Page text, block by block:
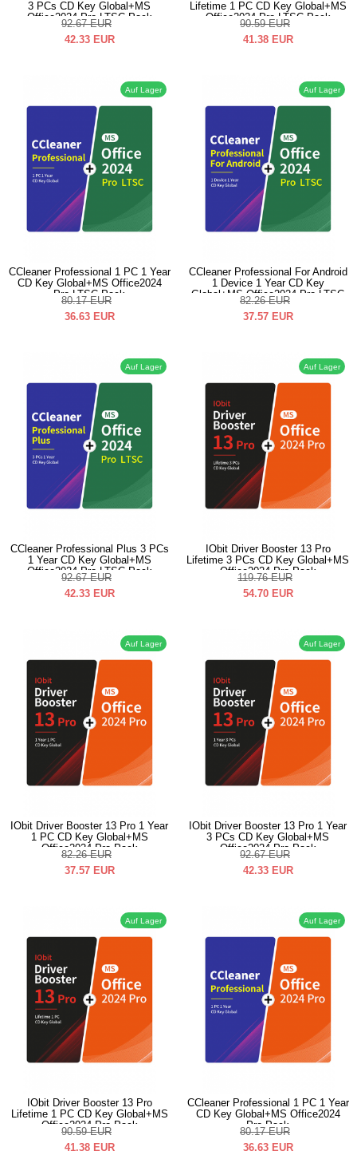
3 PCs CD Key Global+MS
Office2024 Pro LTSC Pack
92.67 EUR
42.33 EUR
Lifetime 1 PC CD Key Global+MS
Office2024 Pro LTSC Pack
90.59 EUR
41.38 EUR
Auf Lager
CCleaner Professional 1 PC 1 Year
CD Key Global+MS Office2024
Pro LTSC Pack
80.17 EUR
36.63 EUR
Auf Lager
CCleaner Professional For Android
1 Device 1 Year CD Key
Global+MS Office2024 Pro LTSC
Pack
82.26 EUR
37.57 EUR
Auf Lager
CCleaner Professional Plus 3 PCs
1 Year CD Key Global+MS
Office2024 Pro LTSC Pack
92.67 EUR
42.33 EUR
Auf Lager
IObit Driver Booster 13 Pro
Lifetime 3 PCs CD Key Global+MS
Office2024 Pro Pack
119.76 EUR
54.70 EUR
Auf Lager
IObit Driver Booster 13 Pro 1 Year
1 PC CD Key Global+MS
Office2024 Pro Pack
82.26 EUR
37.57 EUR
Auf Lager
IObit Driver Booster 13 Pro 1 Year
3 PCs CD Key Global+MS
Office2024 Pro Pack
92.67 EUR
42.33 EUR
Auf Lager
IObit Driver Booster 13 Pro
Lifetime 1 PC CD Key Global+MS
Office2024 Pro Pack
90.59 EUR
41.38 EUR
Auf Lager
CCleaner Professional 1 PC 1 Year
CD Key Global+MS Office2024
Pro Pack
80.17 EUR
36.63 EUR